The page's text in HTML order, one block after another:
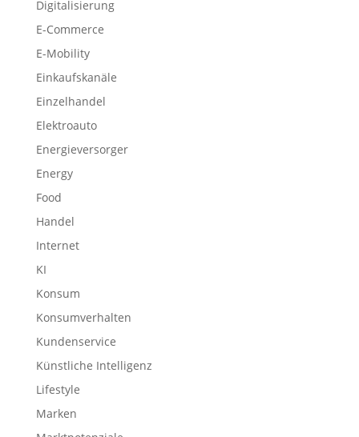
Digitalisierung
E-Commerce
E-Mobility
Einkaufskanäle
Einzelhandel
Elektroauto
Energieversorger
Energy
Food
Handel
Internet
KI
Konsum
Konsumverhalten
Kundenservice
Künstliche Intelligenz
Lifestyle
Marken